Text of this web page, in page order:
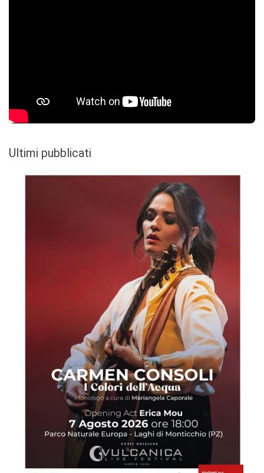
Ultimi pubblicati